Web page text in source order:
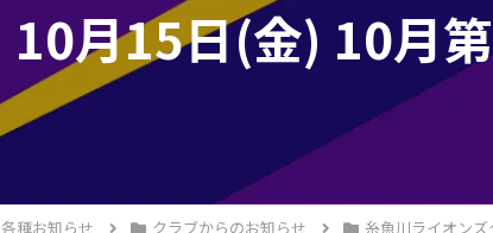
10月15日(金) 10月
各種お知らせ クラブからのお知らせ 糸魚川ライオンズ